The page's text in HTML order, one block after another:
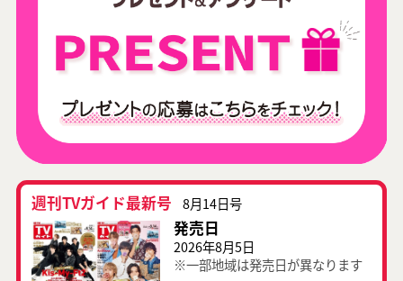
週刊TVガイド最新号 8月14日号
発売日
2026年8月5日
※一部地域は発売日が異なります